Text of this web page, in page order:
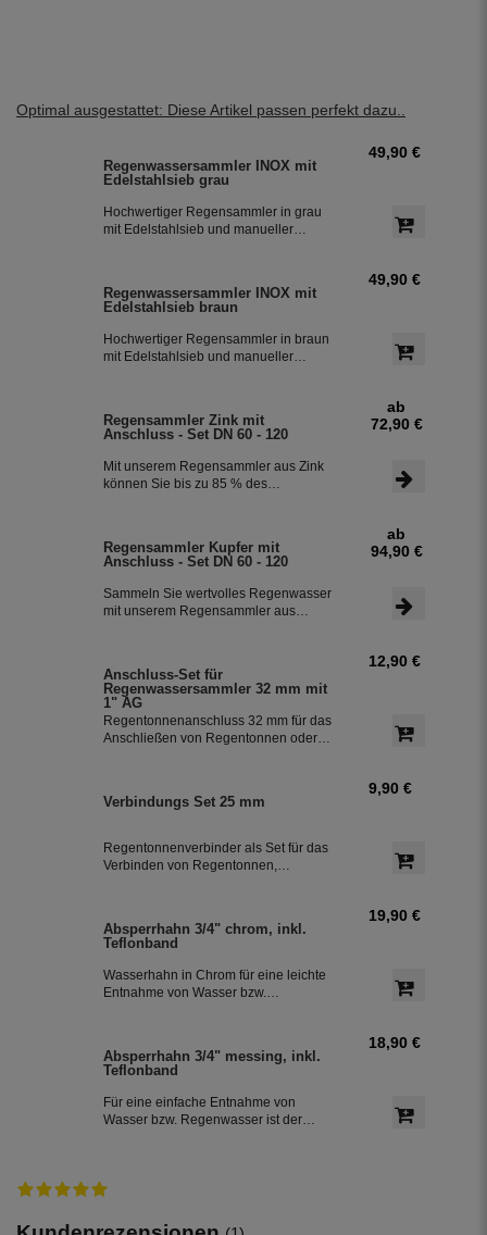
Optimal ausgestattet: Diese Artikel passen perfekt dazu..
Regenwassersammler INOX mit
Edelstahlsieb grau
Hochwertiger Regensammler in grau
mit Edelstahlsieb und manueller
leitet zuverlässig sauberes
Regenwasser in ihre Regentonne.
Dieser Fallrohrfilter ist bereits 1000-
fach im Einsatz und wird in die ganze
49,90 €
Regenwassersammler INOX mit
Edelstahlsieb braun
Hochwertiger Regensammler in braun
mit Edelstahlsieb und manueller
leitet zuverlässig sauberes
Regenwasser in ihre Regentonne.
Dieser Fallrohrfilter ist bereits 1000-
fach im Einsatz und wird in die ganze
49,90 €
Regensammler Zink mit
Anschluss - Set DN 60 - 120
Mit unserem Regensammler aus Zink
können Sie bis zu 85 % des
lässt sich durch das Schiebeteil einfach
ein- und ausbauen. Der flexible
Schlauchanschluss mit einer Länge
von 350 mm macht die Installation
besonders einfach.
ab
72,90 €
Regensammler Kupfer mit
Anschluss - Set DN 60 - 120
Sammeln Sie wertvolles Regenwasser
mit unserem Regensammler aus
installieren. Damit können Sie bis zu
85 % des anfallenden Regenwassers
sammeln und in Ihre Regentonne
leiten.
ab
94,90 €
Anschluss-Set für
Regenwassersammler 32 mm mit
1" AG
Regentonnenanschluss 32 mm für das
Anschließen von Regentonnen oder
12,90 €
Verbindungs Set 25 mm
Regentonnenverbinder als Set für das
Verbinden von Regentonnen,
9,90 €
Absperrhahn 3/4" chrom, inkl.
Teflonband
Wasserhahn in Chrom für eine leichte
Entnahme von Wasser bzw.
Montage an der Regenwassertonne.
Das Teflonband dichtete das Gewinde
des Auslaufhahn ab.
19,90 €
Absperrhahn 3/4" messing, inkl.
Teflonband
Für eine einfache Entnahme von
Wasser bzw. Regenwasser ist der
ein 3/4 Zoll Außengewinde. Ein
Lieferumfang enthalten.
18,90 €